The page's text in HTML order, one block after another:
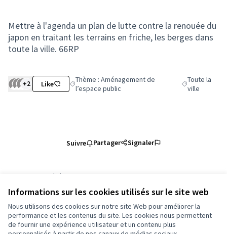
Informations sur les cookies utilisés sur le site web
Nous utilisons des cookies sur notre site Web pour améliorer la
performance et les contenus du site. Les cookies nous permettent
de fournir une expérience utilisateur et un contenu plus
Mettre à l'agenda un plan de lutte contre la renouée du
japon en traitant les terrains en friche, les berges dans
toute la ville. 66RP
+2 Like Filtrer les résultats de la catégorie : Thème :
Thème : Aménagement de
l’espace public
Filtrer les
Toute la
ville
Suivre Partager Signaler
Référence : grandnancy-PROP-2025-11-6507
voir les autres versions
Vérifiez l'empreinte numérique
Conditions d'utilisation